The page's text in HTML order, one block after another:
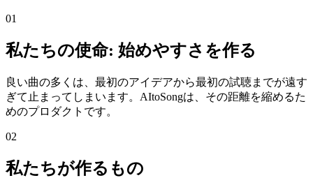
01
私たちの使命: 始めやすさを作る
良い曲の多くは、最初のアイデアから最初の試聴までが遠す
ぎて止まってしまいます。AItoSongは、その距離を縮めるた
めのプロダクトです。
02
私たちが作るもの